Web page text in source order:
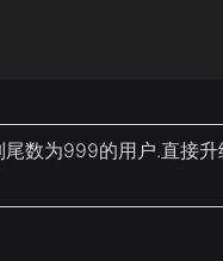
数为999的用户.直接